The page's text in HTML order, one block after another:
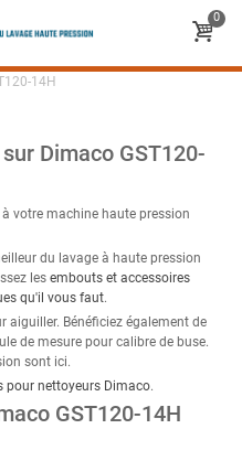
0
14H
Dimaco GST120-
votre machine haute pression
du lavage à haute pression
les embouts et accessoires
qu'il vous faut.
aiguiller. Bénéficiez également de
de mesure pour calibre de buse.
sont ici.
pour nettoyeurs Dimaco.
GST120-14H